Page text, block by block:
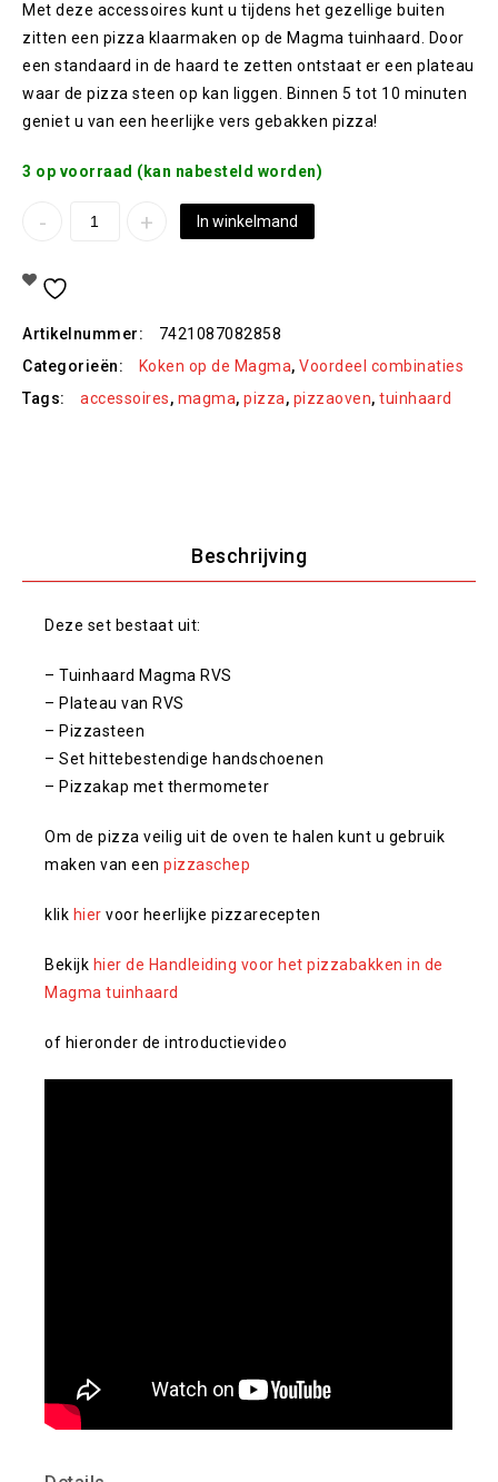
Met deze accessoires kunt u tijdens het gezellige buiten
zitten een pizza klaarmaken op de Magma tuinhaard. Door
een standaard in de haard te zetten ontstaat er een plateau
waar de pizza steen op kan liggen. Binnen 5 tot 10 minuten
geniet u van een heerlijke vers gebakken pizza!
3 op voorraad (kan nabesteld worden)
In winkelmand
Artikelnummer:
7421087082858
Categorieën:
Koken op de Magma, Voordeel combinaties
Tags:
accessoires, magma, pizza, pizzaoven, tuinhaard
Beschrijving
Deze set bestaat uit:
– Tuinhaard Magma RVS
– Plateau van RVS
– Pizzasteen
– Set hittebestendige handschoenen
– Pizzakap met thermometer
Om de pizza veilig uit de oven te halen kunt u gebruik
maken van eenpizzaschep
klik hier voor heerlijke pizzarecepten
Bekijk hier de Handleiding voor het pizzabakken in de
Magma tuinhaard
of hieronder de introductievideo